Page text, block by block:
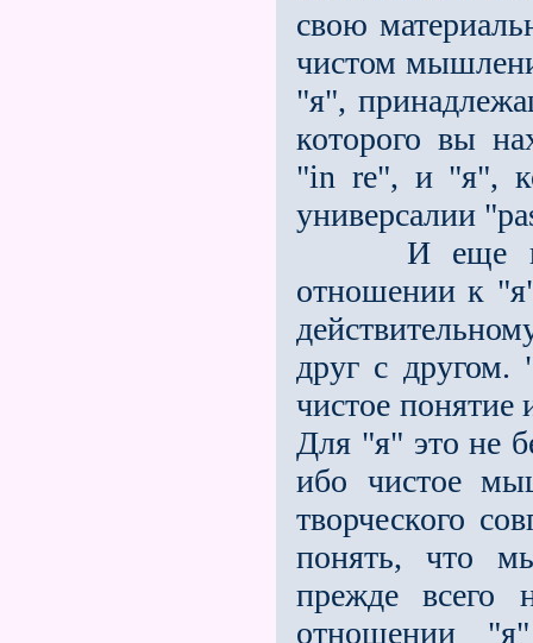
свою
чистом
"я",
которого вы
"in re", и "я",
универсалии
И еще нечто
отношении к
друг с другом.
чистое понятие
Для "я" это не
ибо чистое
творческого
понять, что
прежде всего
отношении